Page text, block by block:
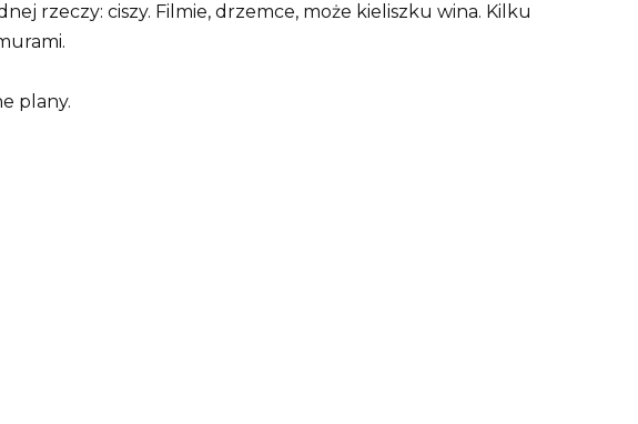
rzeczy: ciszy. Filmie, drzemce, może kieliszku wina. Kilku
plany.